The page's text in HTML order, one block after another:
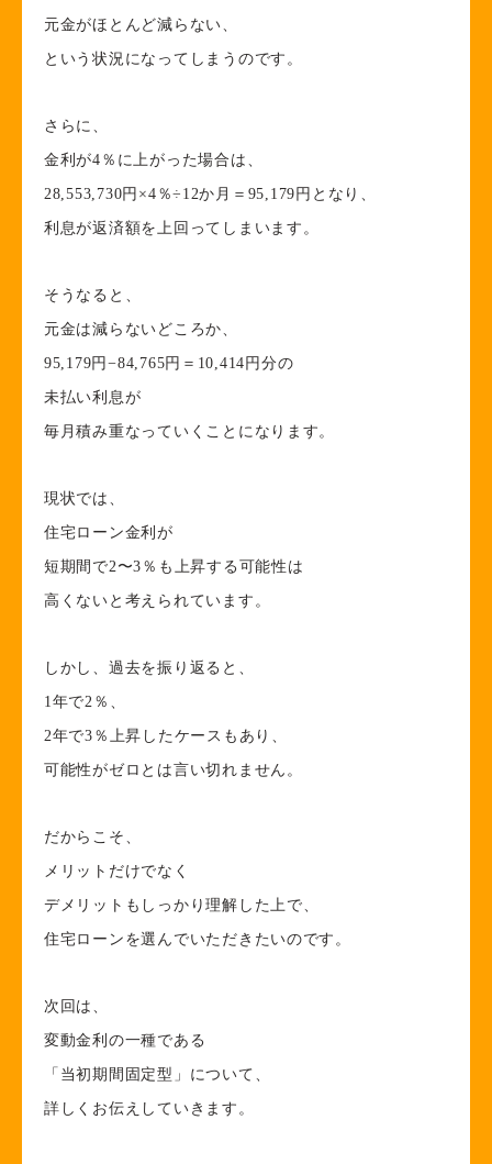
元金がほとんど減らない、
という状況になってしまうのです。
さらに、
金利が4％に上がった場合は、
28,553,730円×4％÷12か月＝95,179円となり、
利息が返済額を上回ってしまいます。
そうなると、
元金は減らないどころか、
95,179円−84,765円＝10,414円分の
未払い利息が
毎月積み重なっていくことになります。
現状では、
住宅ローン金利が
短期間で2〜3％も上昇する可能性は
高くないと考えられています。
しかし、過去を振り返ると、
1年で2％、
2年で3％上昇したケースもあり、
可能性がゼロとは言い切れません。
だからこそ、
メリットだけでなく
デメリットもしっかり理解した上で、
住宅ローンを選んでいただきたいのです。
次回は、
変動金利の一種である
「当初期間固定型」について、
詳しくお伝えしていきます。